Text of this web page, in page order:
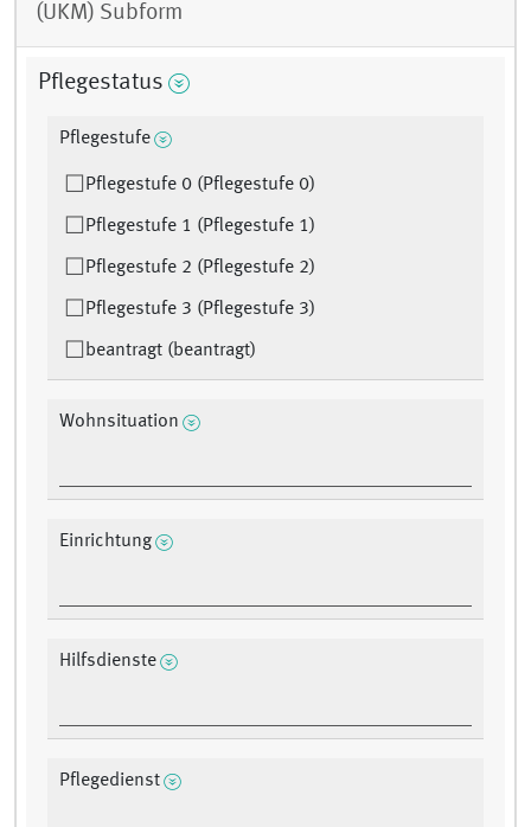
(UKM) Subform
Pflegestatus
Pflegestufe
Pflegestufe 0 (Pflegestufe 0)
Pflegestufe 1 (Pflegestufe 1)
Pflegestufe 2 (Pflegestufe 2)
Pflegestufe 3 (Pflegestufe 3)
beantragt (beantragt)
Wohnsituation
Einrichtung
Hilfsdienste
Pflegedienst